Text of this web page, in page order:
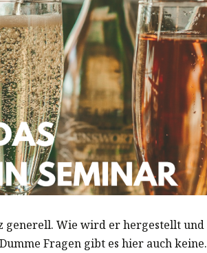
generell. Wie wird er hergestellt und
Fragen gibt es hier auch keine.